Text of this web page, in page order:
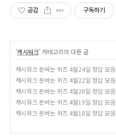
공감 구독하기
'캐시워크' 카테고리의 다른 글
캐시워크 돈버는 퀴즈 4월24일 정답 모음
캐시워크 돈버는 퀴즈 4월22일 정답 모음
캐시워크 돈버는 퀴즈 4월20일 정답 모음
캐시워크 돈버는 퀴즈 4월19일 정답 모음
캐시워크 돈버는 퀴즈 4월18일 정답 모음